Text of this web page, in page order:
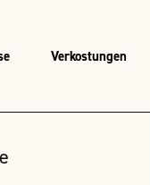
Verkostungen